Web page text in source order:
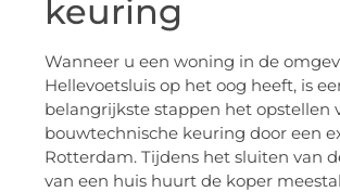
keuring
Wanneer u een woning in de
Hellevoetsluis op het oog heeft, is
belangrijkste stappen het opstellen
bouwtechnische keuring door een
Rotterdam. Tijdens het sluiten van
van een huis huurt de koper